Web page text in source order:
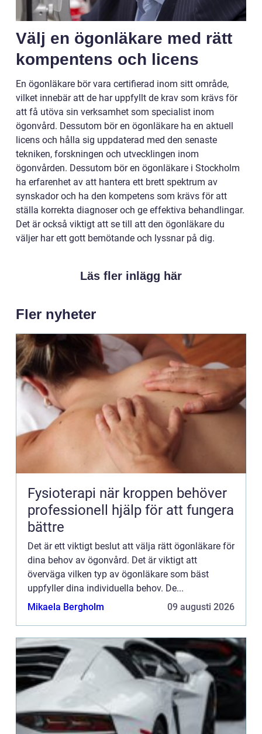
Välj en ögonläkare med rätt
kompentens och licens
En ögonläkare bör vara certifierad inom sitt område,
vilket innebär att de har uppfyllt de krav som krävs för
att få utöva sin verksamhet som specialist inom
ögonvård. Dessutom bör en ögonläkare ha en aktuell
licens och hålla sig uppdaterad med den senaste
tekniken, forskningen och utvecklingen inom
ögonvården. Dessutom bör en ögonläkare i Stockholm
ha erfarenhet av att hantera ett brett spektrum av
synskador och ha den kompetens som krävs för att
ställa korrekta diagnoser och ge effektiva behandlingar.
Det är också viktigt att se till att den ögonläkare du
väljer har ett gott bemötande och lyssnar på dig.
Läs fler inlägg här
Fler nyheter
Fysioterapi när kroppen behöver
professionell hjälp för att fungera
bättre
Det är ett viktigt beslut att välja rätt ögonläkare för
dina behov av ögonvård. Det är viktigt att
överväga vilken typ av ögonläkare som bäst
uppfyller dina individuella behov. De...
Mikaela Bergholm
09 augusti 2026